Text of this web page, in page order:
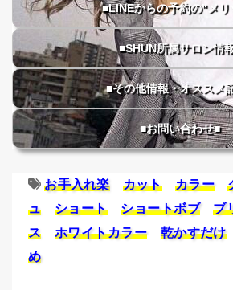
■LINEからの予約の"メリ
■SHUN所属サロン情
■その他情報・オススメ
■お問い合わせ■
お手入れ楽 カット カラー
ュ
ショート ショートボブ ブ
ス
ホワイトカラー 乾かすだけ
め